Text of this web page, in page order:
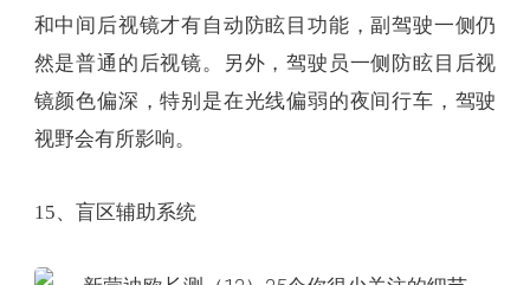
和中间后视镜才有自动防眩目功能，副驾驶一侧仍
然是普通的后视镜。另外，驾驶员一侧防眩目后视
镜颜色偏深，特别是在光线偏弱的夜间行车，驾驶
视野会有所影响。
15、盲区辅助系统